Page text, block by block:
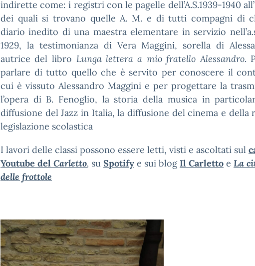
indirette come: i registri con le pagelle dell’A.S.1939-1940
dei quali si trovano quelle A. M. e di tutti compagni di
diario inedito di una maestra elementare in servizio
1929, la testimonianza di Vera Maggini, sorella di
autrice del libro Lunga lettera a mio fratello Alessandro.
parlare di tutto quello che è servito per conoscere il
cui è vissuto Alessandro Maggini e per progettare la
l’opera di B. Fenoglio, la storia della musica in
diffusione del Jazz in Italia, la diffusione del cinema e della
legislazione scolastica
I lavori delle classi possono essere letti, visti e ascoltati sul
Youtube del Carletto, su Spotify e sui blog Il Carletto e La
delle frottole